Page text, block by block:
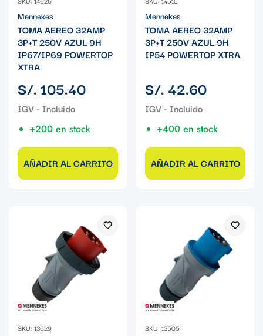
Mennekes
TOMA AEREO 32AMP
3P+T 250V AZUL 9H
IP67/IP69 POWERTOP
XTRA
Precio
regular
S/. 105.40
+200 en stock
AÑADIR AL CARRITO
Mennekes
TOMA AEREO 32AMP
3P+T 250V AZUL 9H
IP54 POWERTOP XTRA
Precio
regular
S/. 42.60
+400 en stock
AÑADIR AL CARRITO
SKU: 13629 SKU: 13505